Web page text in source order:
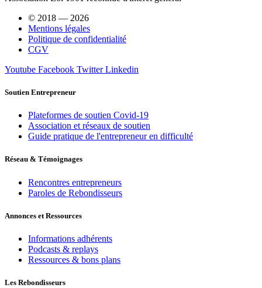
© 2018 — 2026
Mentions légales
Politique de confidentialité
CGV
Youtube Facebook Twitter Linkedin
Soutien Entrepreneur
Plateformes de soutien Covid-19
Association et réseaux de soutien
Guide pratique de l'entrepreneur en difficulté
Réseau & Témoignages
Rencontres entrepreneurs
Paroles de Rebondisseurs
Annonces et Ressources
Informations adhérents
Podcasts & replays
Ressources & bons plans
Les Rebondisseurs